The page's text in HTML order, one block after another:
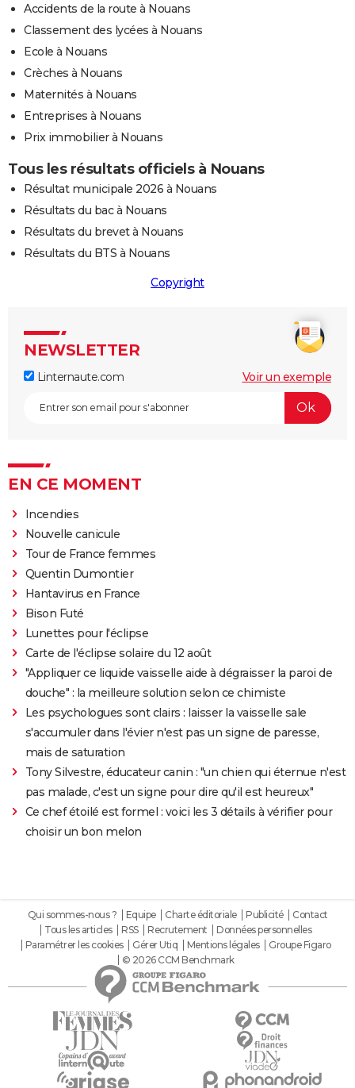
Accidents de la route à Nouans
Classement des lycées à Nouans
Ecole à Nouans
Crèches à Nouans
Maternités à Nouans
Entreprises à Nouans
Prix immobilier à Nouans
Tous les résultats officiels à Nouans
Résultat municipale 2026 à Nouans
Résultats du bac à Nouans
Résultats du brevet à Nouans
Résultats du BTS à Nouans
Copyright
NEWSLETTER
Linternaute.com Voir un exemple
EN CE MOMENT
Incendies
Nouvelle canicule
Tour de France femmes
Quentin Dumontier
Hantavirus en France
Bison Futé
Lunettes pour l'éclipse
Carte de l'éclipse solaire du 12 août
"Appliquer ce liquide vaisselle aide à dégraisser la paroi de
douche" : la meilleure solution selon ce chimiste
Les psychologues sont clairs : laisser la vaisselle sale
s'accumuler dans l'évier n'est pas un signe de paresse,
mais de saturation
Tony Silvestre, éducateur canin : "un chien qui éternue n'est
pas malade, c'est un signe pour dire qu'il est heureux"
Ce chef étoilé est formel : voici les 3 détails à vérifier pour
choisir un bon melon
Qui sommes-nous ? Equipe Charte éditoriale Publicité
Contact
Tous les articles
RSS Recrutement
Données personnelles
Paramétrer les cookies
Gérer Utiq Mentions légales
Groupe Figaro
© 2026 CCM Benchmark